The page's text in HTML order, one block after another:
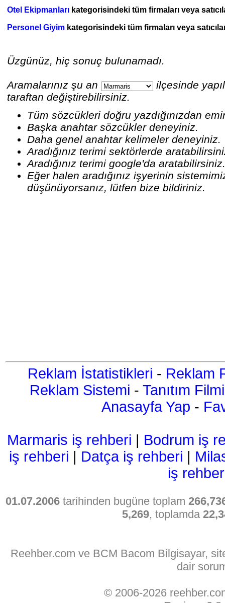
Otel Ekipmanları kategorisindeki tüm firmaları veya
Personel Giyim kategorisindeki tüm firmaları veya
Üzgünüz, hiç sonuç bulunamadı.
Aramalarınız şu an
ilçesinde
taraftan değiştirebilirsiniz.
Tüm sözcükleri doğru yazdığınızdan
Başka anahtar sözcükler deneyiniz.
Daha genel anahtar kelimeler deneyiniz.
Aradığınız terimi sektörlerde
Aradığınız terimi google'da
Eğer halen aradığınız işyerinin
düşünüyorsanız, lütfen bize bildiriniz.
Reklam İstatistikleri - Reklam
Reklam Sistemi - Tanıtım Filmi
Anasayfa Yap -
Marmaris iş rehberi | Bodrum iş
iş rehberi | Datça iş rehberi |
iş
01.07.2006 tarihinden bugüne toplam
5,269, toplamda
Reehber.com ve BCM Bacom Bilgisayar,
dair
© 2006-2026